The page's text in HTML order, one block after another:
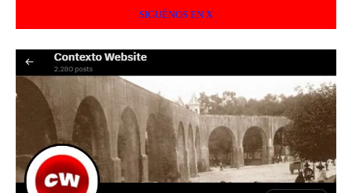
SIGUÉNOS EN X